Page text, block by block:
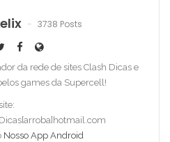
3738 Posts
da rede de sites Clash Dicas e
games da Supercell!
Nosso App Android